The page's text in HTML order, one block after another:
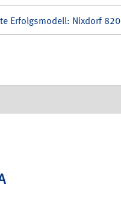
Erfolgsmodell: Nixdorf 820